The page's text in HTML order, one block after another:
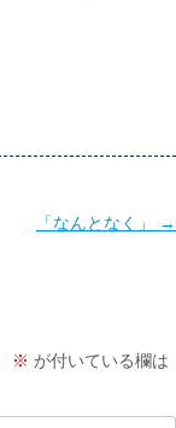
「なんとなく」 →
※ が付いている欄は